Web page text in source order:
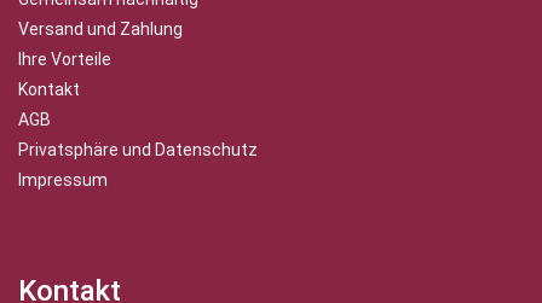
Versand und Zahlung
Ihre Vorteile
Kontakt
AGB
Privatsphäre und Datenschutz
Impressum
Kontakt